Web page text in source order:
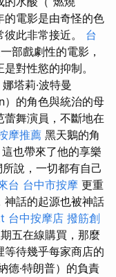
的電影是由奇怪的色
此非常接近。 台
部戲劇性的電影，
對性慾的抑制。
娜塔莉·波特曼
的角色與統治的母
舞演員，不斷地在
摩推薦 黑天鵝的角
也帶來了他的享樂
說，一切都有自己
台 台中市按摩 更重
神話的起源也被神話
台中按摩店 撥筋創
五在線購買，那麼
待幾乎每家商店的
德·特朗普）的負責